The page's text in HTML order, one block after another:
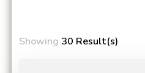
Showing 30 Result(s)